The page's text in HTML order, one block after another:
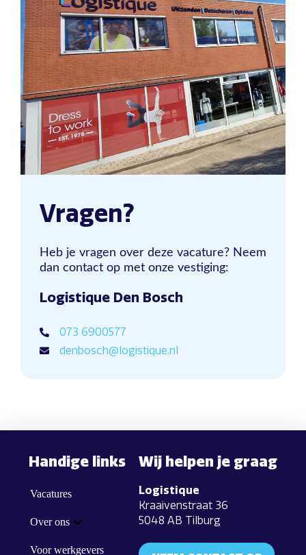
Vragen?
Heb je vragen over deze vacature? Neem
dan contact op met onze vestiging:
Logistique Den Bosch
073 6900577
denbosch@logistique.nl
Handige links
Vacatures
Over ons
Voor werkgevers
Wij helpen je graag
Logistique
Kraaivenstraat 36
5048 AB Tilburg